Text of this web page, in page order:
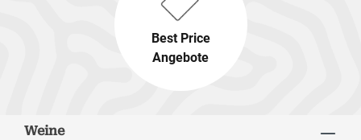
Best Price
Angebote
Weine